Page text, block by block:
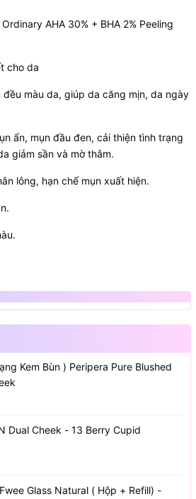
AHA 30% + BHA 2% Peeling
cho da
đều màu da, giúp da căng mịn, da ngày
ẩn, mụn đầu đen, cải thiện tình trạng
giảm sần và mờ thâm.
lông, hạn chế mụn xuất hiện.
Kem Bùn ) Peripera Pure Blushed
Dual Cheek - 13 Berry Cupid
Glass Natural ( Hộp + Refill) -